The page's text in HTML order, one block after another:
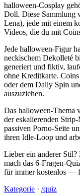
halloween-Cosplay
Doll. Diese Sammlung
Lena), jede mit einem
Videos, die du mit
Jede halloween-Figur
neckischem Dekolleté
generiert und fiktiv,
ohne Kreditkarte.
oder dem Daily Spin
auszuziehen.
Das halloween-Thema
der eskalierenden
passiven Porno-Seite
ihren Idle-Loop und
Lieber ein anderer
mach das 6-Fragen-
für immer kostenlos —
Kategorie · /quiz